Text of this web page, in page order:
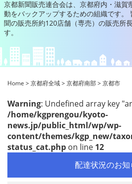
京都新聞販売連合会は、京都府内・滋賀
動をバックアップするための組織です。
聞の販売所約120店舗（専売）の販売所
す。
Home >京都府全域>京都府南部>京都市
Warning: Undefined array key
/home/kgprengou/kyoto-
news.jp/public_html/wp/wp-
content/themes/kgp_new/
status_cat.php on line 12
配達状況のお